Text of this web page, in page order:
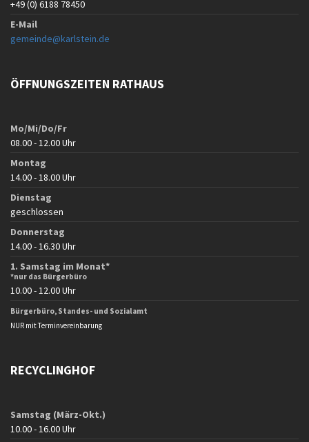
+49 (0) 6188 78450
E-Mail
gemeinde@karlstein.de
ÖFFNUNGSZEITEN RATHAUS
Mo/Mi/Do/Fr
08.00 - 12.00 Uhr
Montag
14.00 - 18.00 Uhr
Dienstag
geschlossen
Donnerstag
14.00 - 16.30 Uhr
1. Samstag im Monat*
*nur das Bürgerbüro
10.00 - 12.00 Uhr
Bürgerbüro, Standes- und Sozialamt
NUR mit Terminvereinbarung
RECYCLINGHOF
Samstag (März-Okt.)
10.00 - 16.00 Uhr